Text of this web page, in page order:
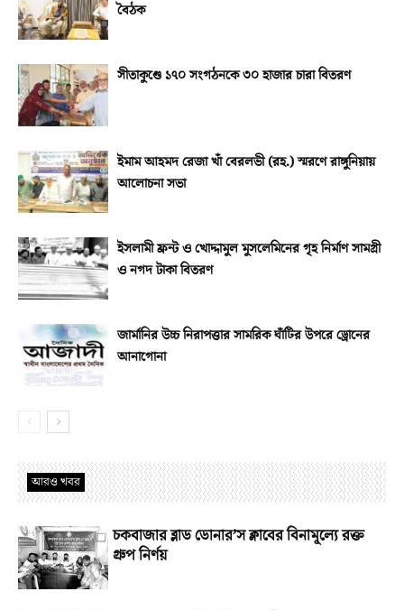
বৈঠক
সীতাকুণ্ডে ১৭০ সংগঠনকে ৩০ হাজার চারা বিতরণ
ইমাম আহমদ রেজা খাঁ বেরলভী (রহ.) স্মরণে রাঙ্গুনিয়ায়
আলোচনা সভা
ইসলামী ফ্রন্ট ও খোদ্দামুল মুসলেমিনের গৃহ নির্মাণ সামগ্রী
ও নগদ টাকা বিতরণ
জার্মানির উচ্চ নিরাপত্তার সামরিক ঘাঁটির উপরে ড্রোনের
আনাগোনা
আরও খবর
চকবাজার ব্লাড ডোনার’স ক্লাবের বিনামূল্যে রক্ত
গ্রুপ নির্ণয়